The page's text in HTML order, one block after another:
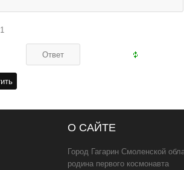
1
О САЙТЕ
Город Гагарин Смоленской
родина первого космонавта